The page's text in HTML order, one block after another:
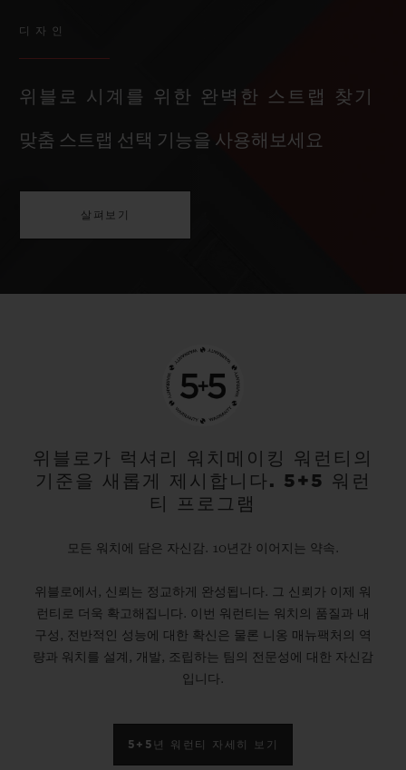
디자인
위블로 시계를 위한 완벽한 스트랩 찾기
맞춤 스트랩 선택 기능을 사용해보세요
살펴보기
위블로가 럭셔리 워치메이킹 워런티의
기준을 새롭게 제시합니다. 5+5 워런
티 프로그램
모든 워치에 담은 자신감. 10년간 이어지는 약속.
위블로에서, 신뢰는 정교하게 완성됩니다. 그 신뢰가 이제 워
런티로 더욱 확고해집니다. 이번 워런티는 워치의 품질과 내
구성, 전반적인 성능에 대한 확신은 물론 니옹 매뉴팩처의 역
량과 워치를 설계, 개발, 조립하는 팀의 전문성에 대한 자신감
입니다.
5+5년 워런티 자세히 보기